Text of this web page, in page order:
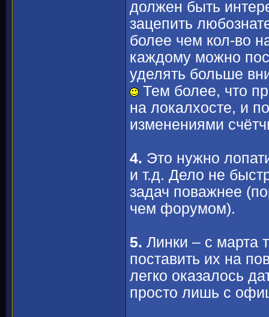
должен быть
зацепить
более чем кол-во
каждому можно
уделять больше
Тем более, что
на локалхосте, и
изменениями
4. Это нужно
и т.д. Дело не
задач поважнее
чем форумом).
5. Линки – с марта
поставить их на
легко оказалось
просто лишь с